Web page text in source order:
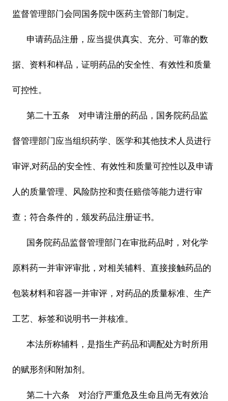
监督管理部门会同国务院中医药主管部门制定。
申请药品注册，应当提供真实、充分、可靠的数
据、资料和样品，证明药品的安全性、有效性和质量
可控性。
第二十五条 对申请注册的药品，国务院药品监
督管理部门应当组织药学、医学和其他技术人员进行
审评,对药品的安全性、有效性和质量可控性以及申请
人的质量管理、风险防控和责任赔偿等能力进行审
查；符合条件的，颁发药品注册证书。
国务院药品监督管理部门在审批药品时，对化学
原料药一并审评审批，对相关辅料、直接接触药品的
包装材料和容器一并审评，对药品的质量标准、生产
工艺、标签和说明书一并核准。
本法所称辅料，是指生产药品和调配处方时所用
的赋形剂和附加剂。
第二十六条 对治疗严重危及生命且尚无有效治